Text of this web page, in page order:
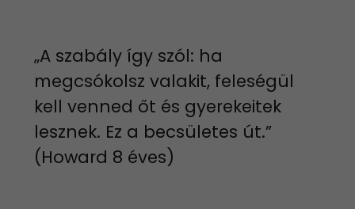
„A szabály így szól: ha
megcsókolsz valakit, feleségül
kell venned őt és gyerekeitek
lesznek. Ez a becsületes út.”
(Howard 8 éves)